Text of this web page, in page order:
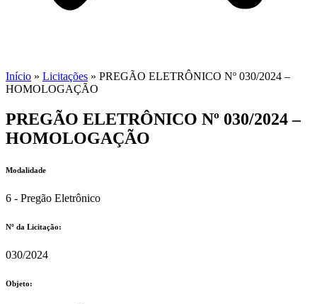
Início » Licitações » PREGÃO ELETRÔNICO Nº 030/2024 –
HOMOLOGAÇÃO
PREGÃO ELETRÔNICO Nº 030/2024 –
HOMOLOGAÇÃO
Modalidade
6 - Pregão Eletrônico
Nº da Licitação: ​​
030/2024
Objeto: